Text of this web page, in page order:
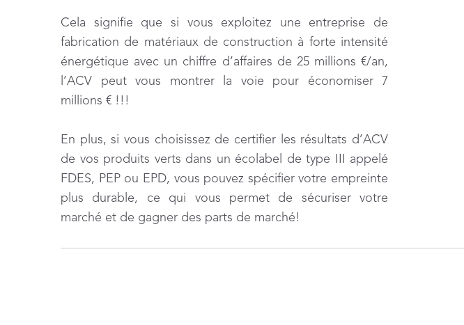
Cela signifie que si vous exploitez une entreprise de
fabrication de matériaux de construction à forte intensité
énergétique avec un chiffre d’affaires de 25 millions €/an,
l’ACV peut vous montrer la voie pour économiser 7
millions € !!!
En plus, si vous choisissez de certifier les résultats d’ACV
de vos produits verts dans un écolabel de type III appelé
FDES, PEP ou EPD, vous pouvez spécifier votre empreinte
plus durable, ce qui vous permet de sécuriser votre
marché et de gagner des parts de marché!